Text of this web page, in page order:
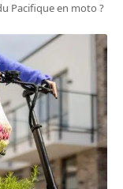
Pacifique en moto ?